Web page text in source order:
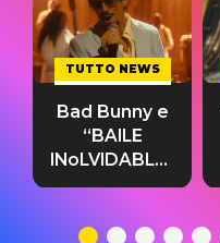
TUTTO NEWS
Bad Bunny e
“BAILE
INoLVIDABLE”:
testo,
significato